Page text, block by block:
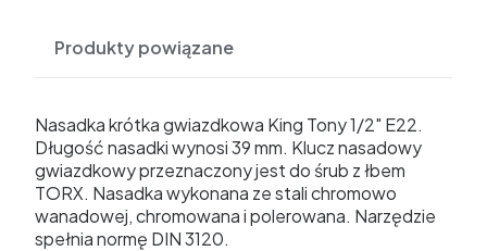
Produkty powiązane
Nasadka krótka gwiazdkowa King Tony 1/2" E22.
Długość nasadki wynosi 39 mm. Klucz nasadowy
gwiazdkowy przeznaczony jest do śrub z łbem
TORX. Nasadka wykonana ze stali chromowo
wanadowej, chromowana i polerowana. Narzędzie
spełnia normę DIN 3120.